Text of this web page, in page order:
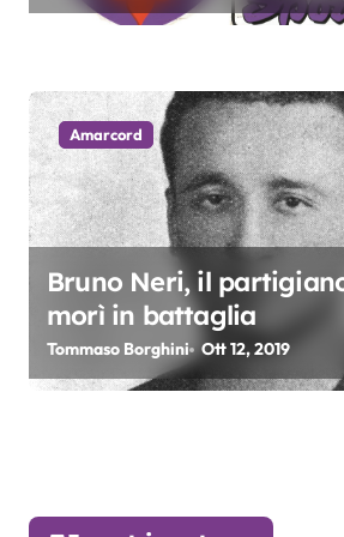
Amarcord
Bruno Neri, il
morì in battaglia
Tommaso Borghini Ott 12, 2019